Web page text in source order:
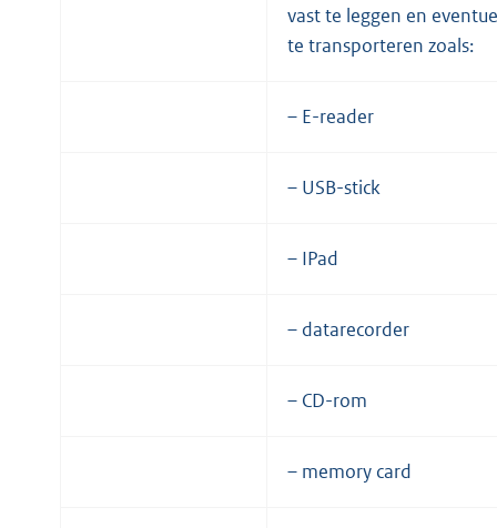
vast te leggen en
te transporteren zoals:
– E-reader
– USB-stick
– IPad
– datarecorder
– CD-rom
– memory card